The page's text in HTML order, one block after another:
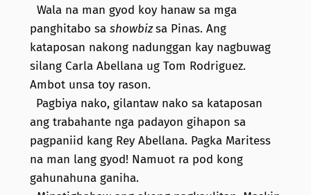
Wala na man gyod koy hanaw sa mga
panghitabo sa showbizsa Pinas. Ang
kataposan nakong nadunggan kay nagbuwag
silang Carla Abellana ug Tom Rodriguez.
Ambot unsa toy rason.
Pagbiya nako, gilantaw nako sa kataposan
ang trabahante nga padayon gihapon sa
pagpaniid kang Rey Abellana. Pagka Maritess
na man lang gyod! Namuot ra pod kong
gahunahuna ganiha.